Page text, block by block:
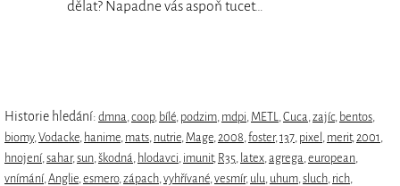
dělat? Napadne vás aspoň tucet…
Historie hledání: dmna,coop, bílé, podzim, mdpi, METL,Cuca,zajíc, bentos,
biomy,Vodacke, hanime, mats, nutrie, Mage,2008,foster,137, pixel , merit,2001 ,
hnojení,sahar,sun,škodná, hlodavci, imunit, R35, latex,agrega,european,
vnímání,Anglie,esmero,zápach,vyhřívané,vesmír, ulu, uhum,sluch, rich,